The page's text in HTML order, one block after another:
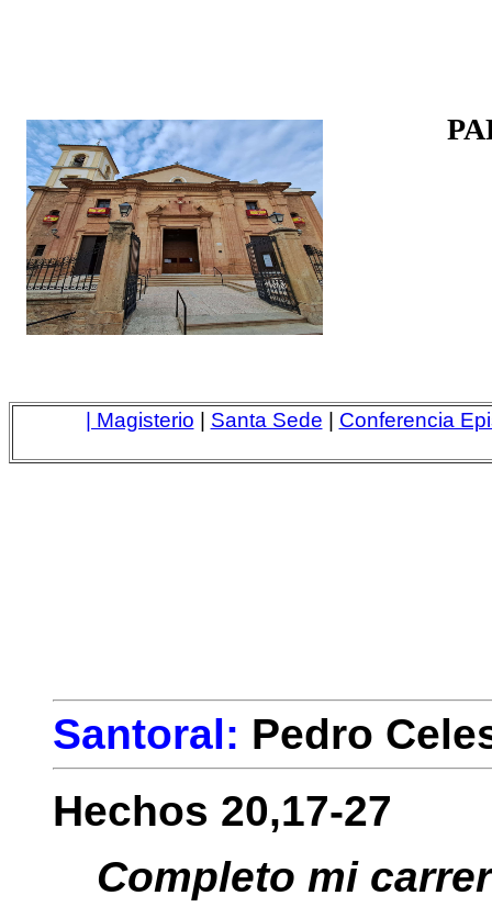
| Magisterio Santa Sede Conferencia
Santoral: Pedro
Hechos 20,17-27
Completo mi